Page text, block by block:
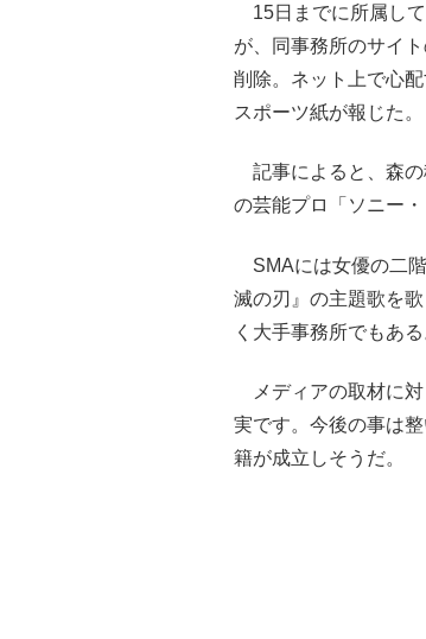
15日までに所属し
が、同事務所のサイ
削除。ネット上で心
スポーツ紙が報じた。
記事によると、森の
の芸能プロ「ソニー
SMAには女優の二
滅の刃』の主題歌を
く大手事務所でもある
メディアの取材に対
実です。今後の事は
籍が成立しそうだ。